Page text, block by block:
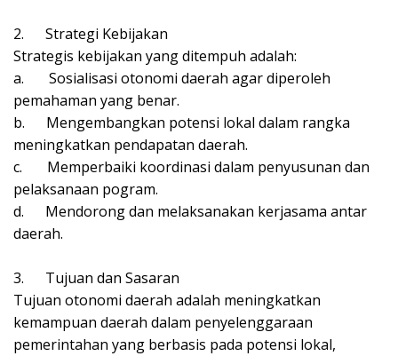
2.
Strategi Kebijakan
Strategis kebijakan yang ditempuh adalah:
a.
Sosialisasi otonomi daerah agar diperoleh
pemahaman yang benar.
b.
Mengembangkan potensi lokal dalam rangka
meningkatkan pendapatan daerah.
c.
Memperbaiki koordinasi dalam penyusunan dan
pelaksanaan pogram.
d.
Mendorong dan melaksanakan kerjasama antar
daerah.
3.
Tujuan dan Sasaran
Tujuan otonomi daerah adalah meningkatkan
kemampuan daerah dalam penyelenggaraan
pemerintahan yang berbasis pada potensi lokal,